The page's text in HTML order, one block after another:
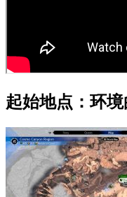
起始地点：环